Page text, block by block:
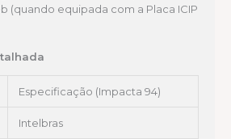
(quando equipada com a Placa ICIP
Especificação (Impacta 94)
Intelbras